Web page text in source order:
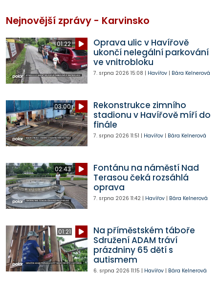
Nejnovější zprávy - Karvinsko
01:22
Oprava ulic v Havířově
ukončí nelegální parkování
ve vnitrobloku
7. srpna 2026 15:08 | Havířov| Bára Kelnerová
03:00
Rekonstrukce zimního
stadionu v Havířově míří do
finále
7. srpna 2026 11:51 | Havířov| Bára Kelnerová
02:43
Fontánu na náměstí Nad
Terasou čeká rozsáhlá
oprava
7. srpna 2026 11:42| Havířov| Bára Kelnerová
01:21
Na příměstském táboře
Sdružení ADAM tráví
prázdniny 65 dětí s
autismem
6. srpna 2026 11:15 | Havířov| Bára Kelnerová